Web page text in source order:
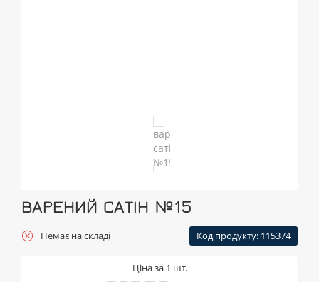
ВАРЕНИЙ САТІН №15
Немає на складі Код продукту: 115374
Ціна за 1 шт.